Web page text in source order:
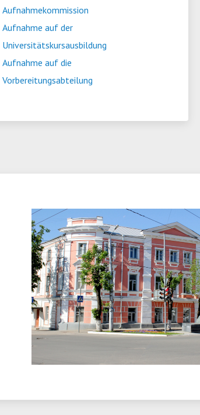
Aufnahmekommission
Aufnahme auf der
Universitätskursausbildung
Aufnahme auf die
Vorbereitungsabteilung